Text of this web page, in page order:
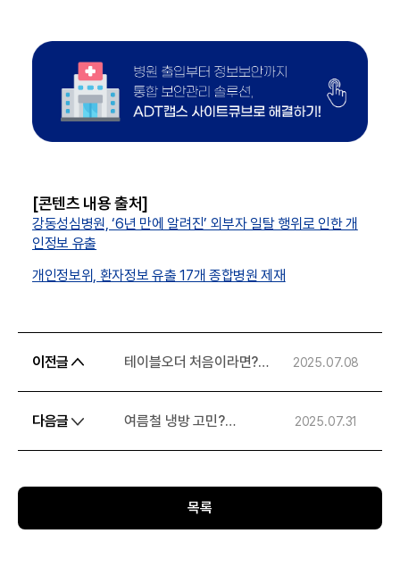
[콘텐츠 내용 출처]
강동성심병원, ‘6년 만에 알려진’ 외부자 일탈 행위로 인한 개
인정보 유출
개인정보위, 환자정보 유출 17개 종합병원 제재
이전글
테이블오더 처음이라면?
2025.07.08
다음글
여름철 냉방 고민?
2025.07.31
목록